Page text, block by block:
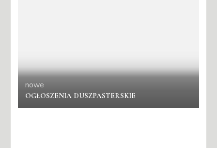
nowe
OGŁOSZENIA DUSZPASTERSKIE